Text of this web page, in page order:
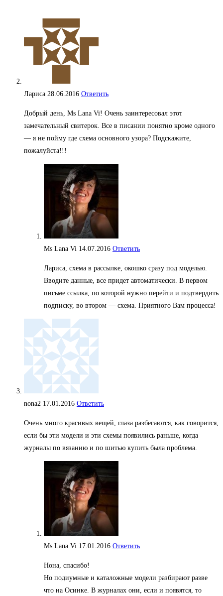
Лариса 28.06.2016 Ответить
Добрый день, Мs Lana Vi! Очень заинтересовал этот
замечательный свитерок. Все в писании понятно кроме одного
— я не пойму где сxема основного узора? Подскажите,
пожалуйста!!!
Ms Lana Vi 14.07.2016 Ответить
Лариса, схема в рассылке, окошко сразу под моделью.
Вводите данные, все придет автоматически. В первом
письме ссылка, по которой нужно перейти и подтвердить
подписку, во втором — схема. Приятного Вам процесса!
nona2 17.01.2016 Ответить
Очень много красивых вещей, глаза разбегаются, как говорится,
если бы эти модели и эти схемы появились раньше, когда
журналы по вязанию и по шитью купить была проблема.
Ms Lana Vi 17.01.2016 Ответить
Нона, спасибо!
Но подиумные и каталожные модели разбирают разве
что на Осинке. В журналах они, если и появятся, то